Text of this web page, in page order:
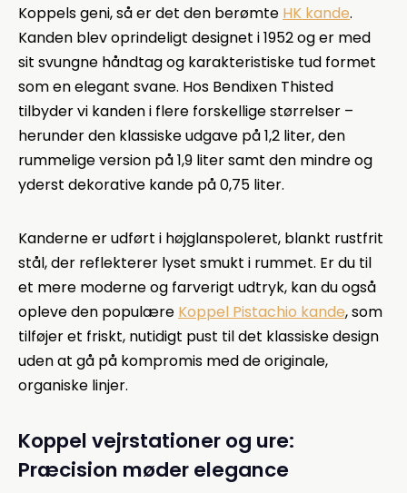
Koppels geni, så er det den berømte HK kande.
Kanden blev oprindeligt designet i 1952 og er med
sit svungne håndtag og karakteristiske tud formet
som en elegant svane. Hos Bendixen Thisted
tilbyder vi kanden i flere forskellige størrelser –
herunder den klassiske udgave på 1,2 liter, den
rummelige version på 1,9 liter samt den mindre og
yderst dekorative kande på 0,75 liter.
Kanderne er udført i højglanspoleret, blankt rustfrit
stål, der reflekterer lyset smukt i rummet. Er du til
et mere moderne og farverigt udtryk, kan du også
opleve den populære Koppel Pistachio kande, som
tilføjer et friskt, nutidigt pust til det klassiske design
uden at gå på kompromis med de originale,
organiske linjer.
Koppel vejrstationer og ure:
Præcision møder elegance